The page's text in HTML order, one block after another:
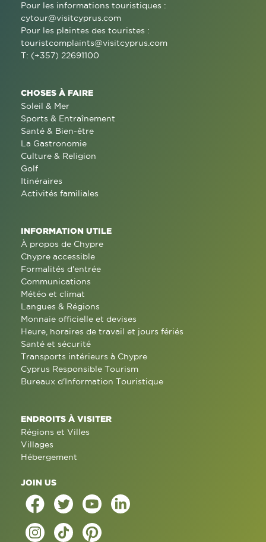
Pour les informations touristiques :
cytour@visitcyprus.com
Pour les plaintes des touristes :
touristcomplaints@visitcyprus.com
T: (+357) 22691100
CHOSES À FAIRE
Soleil & Mer
Sports & Entraînement
Santé & Bien-être
La Gastronomie
Culture & Religion
Golf
Itinéraires
Activités familiales
INFORMATION UTILE
À propos de Chypre
Chypre accessible
Formalités d'entrée
Communications
Météo et climat
Langues & Régions
Monnaie officielle et devises
Heure, horaires de travail et jours fériés
Santé et sécurité
Transports intérieurs à Chypre
Cyprus Responsible Tourism
Bureaux d'Information Touristique
ENDROITS À VISITER
Régions et Villes
Villages
Hébergement
JOIN US